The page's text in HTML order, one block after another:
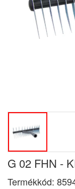
G 02 FHN -
Termékkód: